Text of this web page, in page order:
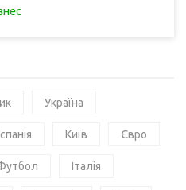
Україна
Київ Євро
Італія